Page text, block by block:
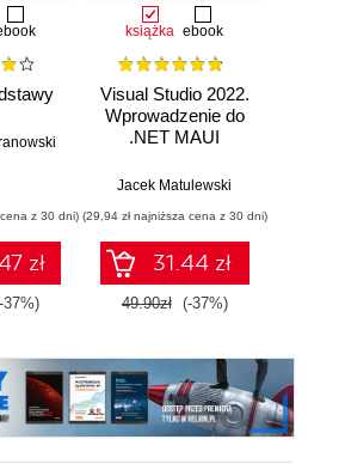
z 30 dni)
zł
37%)
książka ebook
Visual Studio 2022.
Wprowadzenie do
.NET MAUI
Jacek Matulewski
(29,94 zł najniższa cena z 30 dni)
31.44 zł
49.90zł (-37%)